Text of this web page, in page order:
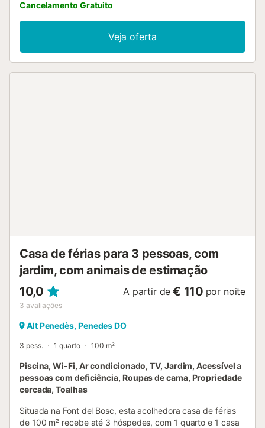
Cancelamento Gratuito
Veja oferta
Casa de férias para 3 pessoas, com
jardim, com animais de estimação
10,0
3 avaliações
A partir de € 110 por noite
Alt Penedès, Penedes DO
3 pess. 1 quarto 100 m²
Piscina, Wi-Fi, Ar condicionado, TV, Jardim, Acessível a
pessoas com deficiência, Roupas de cama, Propriedade
cercada, Toalhas
Situada na Font del Bosc, esta acolhedora casa de férias
de 100 m² recebe até 3 hóspedes, com 1 quarto e 1 casa